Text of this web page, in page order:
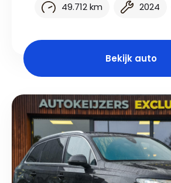
49.712 km 2024
Bekijk auto